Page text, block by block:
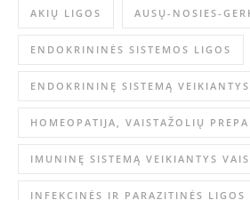
AKIŲ LIGOS AUSŲ-NOSIES-
ENDOKRININĖS SISTEMOS LIGOS
ENDOKRININĘ SISTEMĄ
HOMEOPATIJA, VAISTAŽOLIŲ
IMUNINĘ SISTEMĄ VEIKIANTYS
INFEKCINĖS IR PARAZITINĖS LIGOS